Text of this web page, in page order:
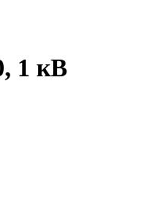
1 кВ